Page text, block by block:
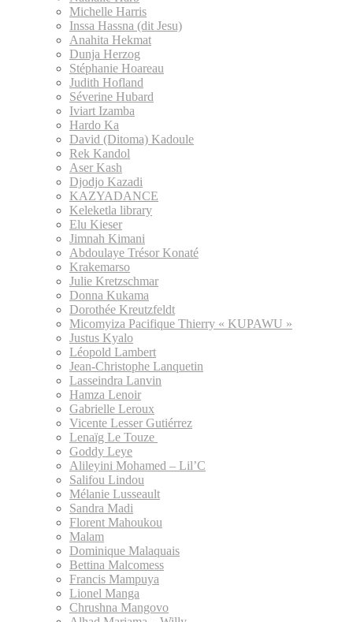
Michelle Harris
Inssa Hassna (dit Jesu)
Anahita Hekmat
Dunja Herzog
Stéphanie Hoareau
Judith Hofland
Séverine Hubard
Iviart Izamba
Hardo Ka
David (Ditoma) Kadoule
Rek Kandol
Aser Kash
Djodjo Kazadi
KAZYADANCE
Keleketla library
Elu Kieser
Jimnah Kimani
Abdoulaye Trésor Konaté
Krakemarso
Julie Kretzschmar
Donna Kukama
Dorothée Kreutzfeldt
Micomyiza Pacifique Thierry « KUPAWU »
Justus Kyalo
Léopold Lambert
Jean-Christophe Lanquetin
Lasseindra Lanvin
Hamza Lenoir
Gabrielle Leroux
Vicente Lesser Gutiérrez
Lenaïg Le Touze
Goddy Leye
Alileyini Mohamed – Lil’C
Salifou Lindou
Mélanie Lusseault
Sandra Madi
Florent Mahoukou
Malam
Dominique Malaquais
Bettina Malcomess
Francis Mampuya
Lionel Manga
Chrushna Mangovo